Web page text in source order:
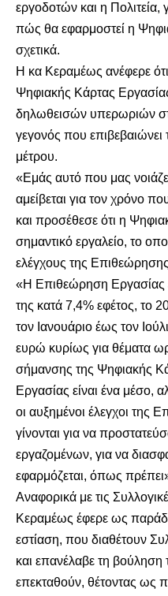
εργοδοτών και η Πολιτεία,
πώς θα εφαρμοστεί η
σχετικά.
Η κα Κεραμέως ανέφερε
Ψηφιακής Κάρτας
δηλωθεισών υπερωριών
γεγονός που επιβεβαιώνει
μέτρου.
«Εμάς αυτό που μας
αμείβεται για τον χρόνο
και προσέθεσε ότι η
σημαντικό εργαλείο, το
ελέγχους της
«Η Επιθεώρηση Εργασίας
της κατά 7,4% εφέτος, το
τον Ιανουάριο έως τον
ευρώ κυρίως για θέματα
σήμανσης της Ψηφιακής
Εργασίας είναι ένα μέσο,
οι αυξημένοι έλεγχοι της
γίνονται για να
εργαζομένων, για να
εφαρμόζεται, όπως
Αναφορικά με τις
Κεραμέως έφερε ως
εστίαση, που διαθέτουν
και επανέλαβε τη βούληση
επεκταθούν, θέτοντας ως